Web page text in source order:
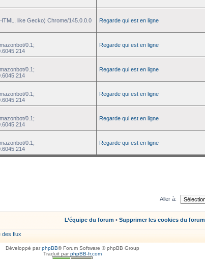
like Gecko) Chrome/145.0.0.0
Regarde qui est en ligne
0.1;
Regarde qui est en ligne
0.1;
Regarde qui est en ligne
0.1;
Regarde qui est en ligne
0.1;
Regarde qui est en ligne
0.1;
Regarde qui est en ligne
Aller à:
L’équipe du forum • Supprimer les cookies du forum
des flux
Développé parphpBB® Forum Software © phpBB Group
Traduit parphpBB-fr.com